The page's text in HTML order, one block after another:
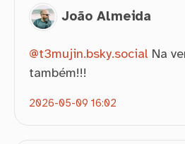
João Almeida
@t3mujin.bsky.social Na
também!!!
2026-05-09 16:02